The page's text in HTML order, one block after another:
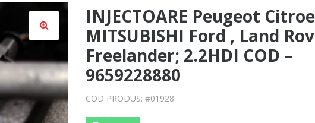
INJECTOARE Peugeot
MITSUBISHI Ford , Land
Freelander; 2.2HDI COD –
9659228880
COD PRODUS: #01928